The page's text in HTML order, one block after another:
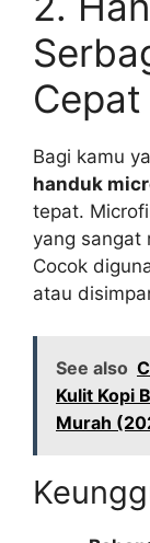
Bagi kamu
handuk
tepat.
yang sangat
Cocok
atau
See also
Kulit Kopi
Murah